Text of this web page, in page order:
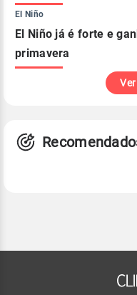
El Niño
El Niño já é forte e
primavera